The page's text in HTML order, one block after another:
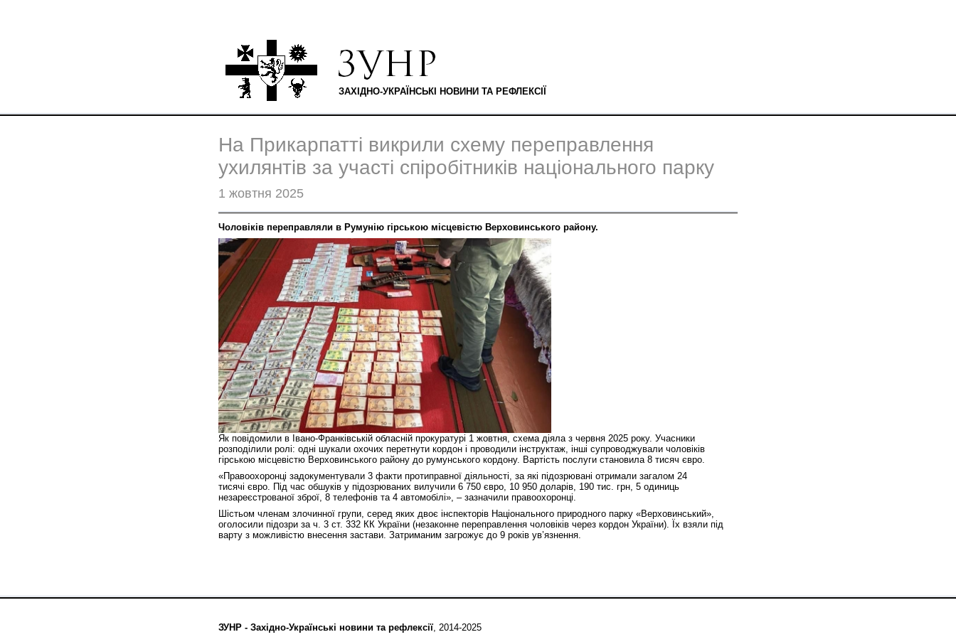
ЗАХІДНО-УКРАЇНСЬКІ НОВИНИ ТА РЕФЛЕКСІЇ
На Прикарпатті викрили схему переправлення
ухилянтів за участі спіробітників національного парку
1 жовтня 2025
Чоловіків переправляли в Румунію гірською місцевістю Верховинського району.
Як повідомили в Івано-Франківській обласній прокуратурі 1 жовтня, схема діяла з червня 2025 року. Учасники
розподілили ролі: одні шукали охочих перетнути кордон і проводили інструктаж, інші супроводжували чоловіків
гірською місцевістю Верховинського району до румунського кордону. Вартість послуги становила 8 тисяч євро.
«Правоохоронці задокументували 3 факти протиправної діяльності, за які підозрювані отримали загалом 24
тисячі євро. Під час обшуків у підозрюваних вилучили 6 750 євро, 10 950 доларів, 190 тис. грн, 5 одиниць
незареєстрованої зброї, 8 телефонів та 4 автомобілі», – зазначили правоохоронці.
Шістьом членам злочинної групи, серед яких двоє інспекторів Національного природного парку «Верховинський»,
оголосили підозри за ч. 3 ст. 332 КК України (незаконне переправлення чоловіків через кордон України). Їх взяли під
варту з можливістю внесення застави. Затриманим загрожує до 9 років ув’язнення.
ЗУНР - Західно-Українські новини та рефлексії , 2014-2025